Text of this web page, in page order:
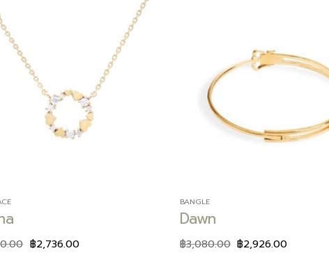
฿2,736.00
BANGLE
Dawn
฿3,080.00 ฿2,926.00